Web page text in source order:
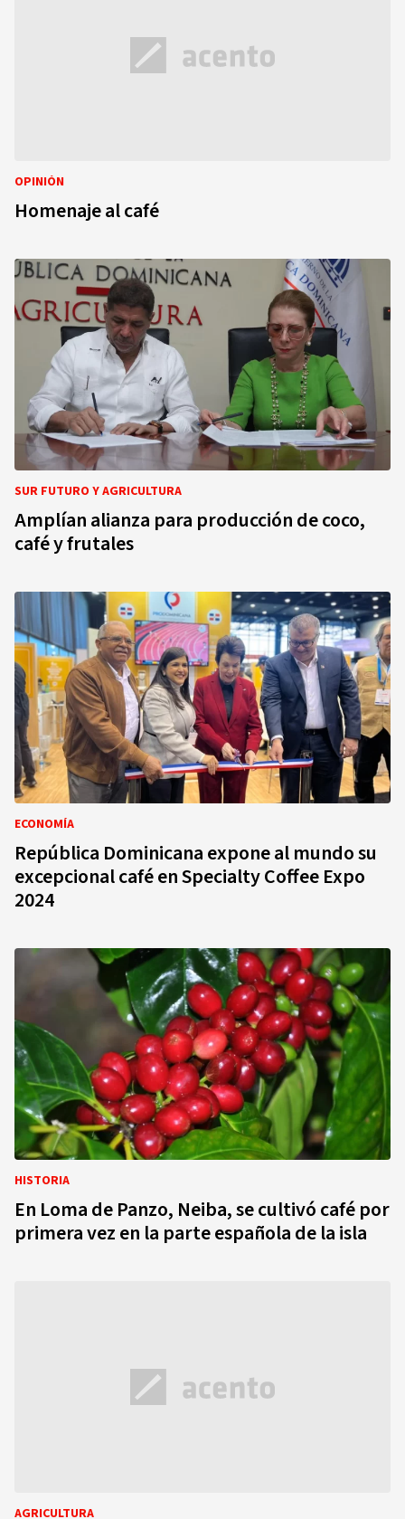
OPINIÓN
Homenaje al café
SUR FUTURO Y AGRICULTURA
Amplían alianza para producción de coco,
café y frutales
ECONOMÍA
República Dominicana expone al mundo su
excepcional café en Specialty Coffee Expo
2024
HISTORIA
En Loma de Panzo, Neiba, se cultivó café por
primera vez en la parte española de la isla
AGRICULTURA